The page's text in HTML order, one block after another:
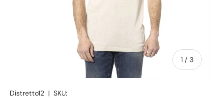
1 / di
3
Distretto12 | SKU: